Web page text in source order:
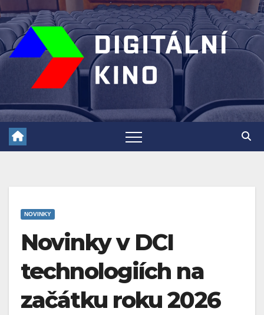
Skip
to
content
NOVINKY
Novinky v DCI
technologiích na
začátku roku 2026